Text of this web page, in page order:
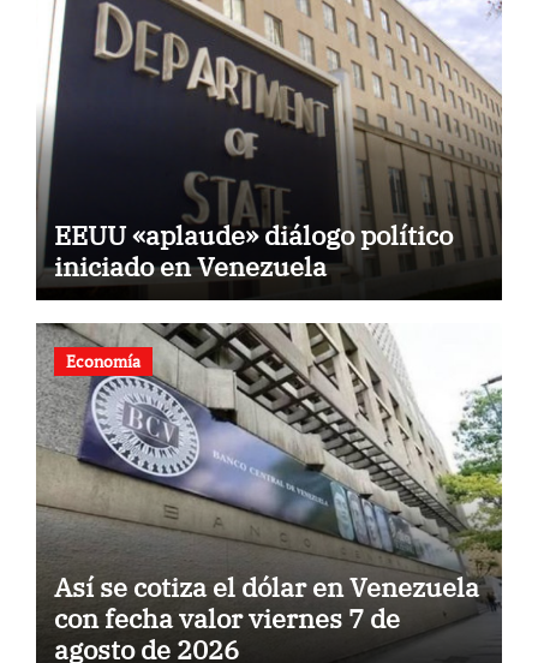
EEUU «aplaude» diálogo político
iniciado en Venezuela
Economía
Así se cotiza el dólar en Venezuela
con fecha valor viernes 7 de
agosto de 2026